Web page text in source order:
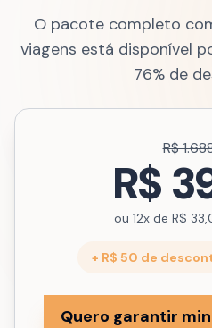
O pacote completo
viagens está disponível
76% de
R$
R$
ou 12x de R$
+ R$ 50 de
Quero garantir